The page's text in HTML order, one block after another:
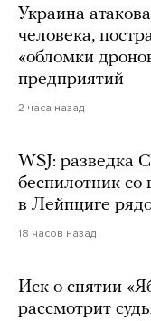
Украина
человека,
«обломки
предприятий
2 часа назад
WSJ: разведка
беспилотник
в Лейпциге
18 часов назад
Иск о снятии
рассмотрит